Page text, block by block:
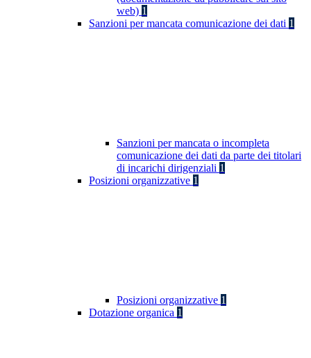
web) 1
Sanzioni per mancata comunicazione dei dati 1
Sanzioni per mancata o incompleta
comunicazione dei dati da parte dei titolari
di incarichi dirigenziali 1
Posizioni organizzative 1
Posizioni organizzative 1
Dotazione organica 1